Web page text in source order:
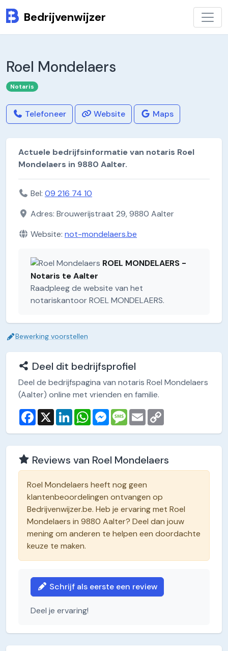
Bedrijvenwijzer
Roel Mondelaers
Notaris
Telefoneer Website Maps
Actuele bedrijfsinformatie van notaris Roel
Mondelaers in 9880 Aalter.
Bel: 09 216 74 10
Adres: Brouwerijstraat 29, 9880 Aalter
Website: not-mondelaers.be
ROEL MONDELAERS -
Notaris te Aalter
Raadpleeg de website van het
notariskantoor ROEL MONDELAERS.
Bewerking voorstellen
Deel dit bedrijfsprofiel
Deel de bedrijfspagina van notaris Roel Mondelaers
(Aalter) online met vrienden en familie.
F
c
e
b
o
k
X L
n
k
e
I
n
W
a
t
s
p
p
M
e
s
s
e
g
e
M
s
s
a
e
E
m
a
i
l
y
L
n
k
Reviews van Roel Mondelaers
Roel Mondelaers heeft nog geen
klantenbeoordelingen ontvangen op
Bedrijvenwijzer.be. Heb je ervaring met Roel
Mondelaers in 9880 Aalter? Deel dan jouw
mening om anderen te helpen een doordachte
keuze te maken.
Schrijf als eerste een review
Deel je ervaring!